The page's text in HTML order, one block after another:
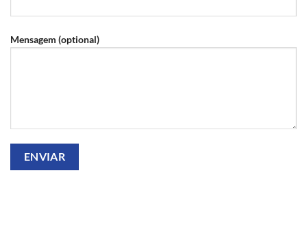
Mensagem (optional)